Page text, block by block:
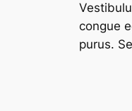
congue
purus.